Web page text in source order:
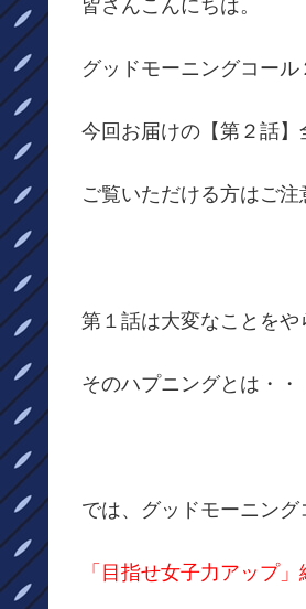
皆さんこんにちは。
グッドモーニングコール
今回お届けの【第２話
ご覧いただける方はご注
第１話は大変なことをや
そのハプニングとは・・
では、グッドモーニン
「目指せ女子力アップ」